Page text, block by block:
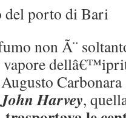
non Ã¨
John Harvey,